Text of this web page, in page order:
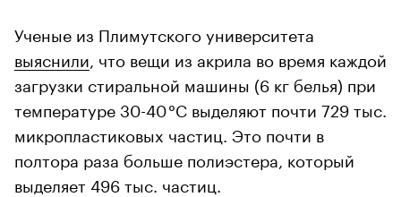
Ученые из Плимутского университета
выяснили , что вещи из акрила во время каждой
загрузки стиральной машины (6 кг белья) при
температуре 30-40 °C выделяют почти 729 тыс.
микропластиковых частиц. Это почти в
полтора раза больше полиэстера, который
выделяет 496 тыс. частиц.